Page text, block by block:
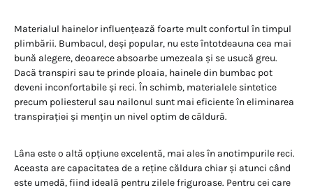
Materialul hainelor influențează foarte mult confortul în timpul
plimbării. Bumbacul, deși popular, nu este întotdeauna cea mai
bună alegere, deoarece absoarbe umezeala și se usucă greu.
Dacă transpiri sau te prinde ploaia, hainele din bumbac pot
deveni inconfortabile și reci. În schimb, materialele sintetice
precum poliesterul sau nailonul sunt mai eficiente în eliminarea
transpirației și mențin un nivel optim de căldură.
Lâna este o altă opțiune excelentă, mai ales în anotimpurile reci.
Aceasta are capacitatea de a reține căldura chiar și atunci când
este umedă, fiind ideală pentru zilele friguroase. Pentru cei care